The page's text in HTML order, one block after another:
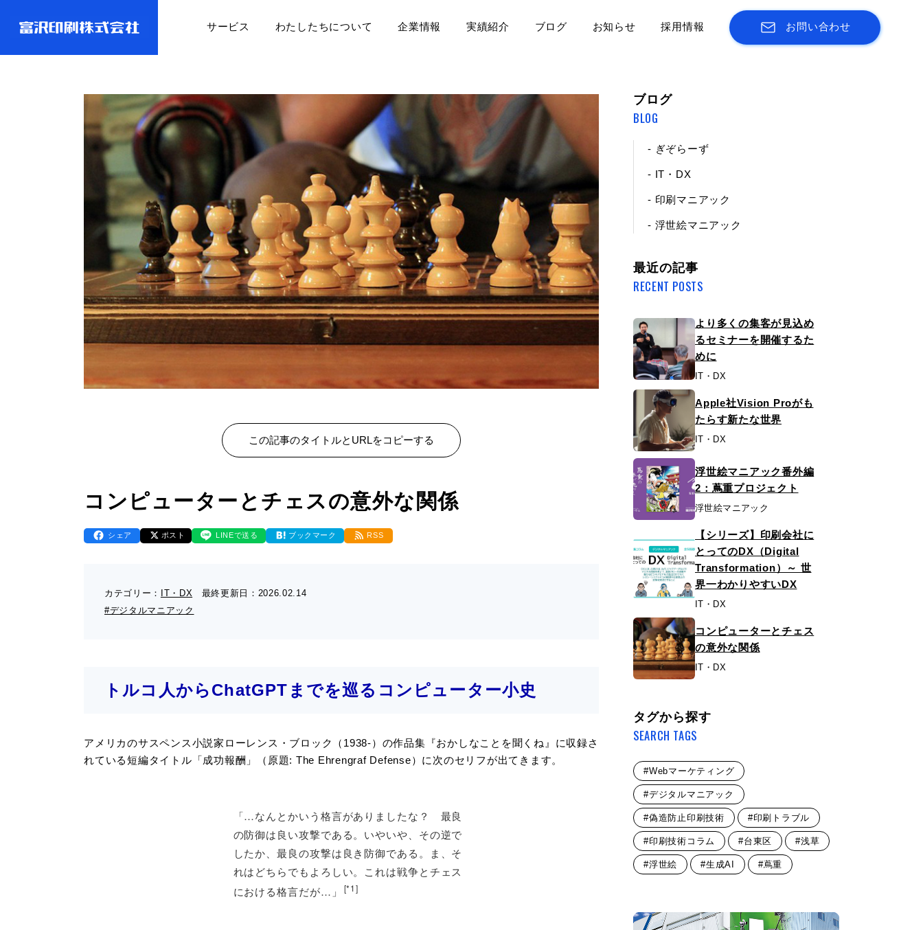
サービス わたしたちについて 企業情報 実績紹介 ブログ お知らせ 採用情報 お問い合わせ
この記事のタイトルとURLをコピーする
コンピューターとチェスの意外な関係
シェア ポスト LINEで送る ブックマーク RSS
カテゴリー： IT・DX 最終更新日： 2026.02.14
#デジタルマニアック
トルコ人からChatGPTまでを巡るコンピューター小史
アメリカのサスペンス小説家ローレンス・ブロック（1938-）の作品集『おかしなことを聞くね』に収録さ
れている短編タイトル「成功報酬」（原題: The Ehrengraf Defense）に次のセリフが出てきます。
「…なんとかいう格言がありましたな？ 最良
の防御は良い攻撃である。いやいや、その逆で
したか、最良の攻撃は良き防御である。ま、そ
れはどちらでもよろしい。これは戦争とチェス
における格言だが…」
[*1]
ブログ
BLOG
- ぎぞらーず
- IT・DX
- 印刷マニアック
- 浮世絵マニアック
最近の記事
RECENT POSTS
より多くの集客が見込め
るセミナーを開催するた
めに
IT・DX
Apple社Vision Proがも
たらす新たな世界
IT・DX
浮世絵マニアック番外編
2：蔦重プロジェクト
浮世絵マニアック
【シリーズ】印刷会社に
とってのDX（Digital
Transformation）～ 世
界一わかりやすいDX
IT・DX
コンピューターとチェス
の意外な関係
IT・DX
タグから探す
SEARCH TAGS
#Webマーケティング
#デジタルマニアック
#偽造防止印刷技術 #印刷トラブル
#印刷技術コラム #台東区 #浅草
#浮世絵 #生成AI #蔦重